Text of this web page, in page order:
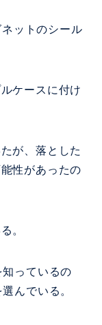
ットのシール
ケースに付け
が、落とした
性があったの
。
っているの
んでいる。